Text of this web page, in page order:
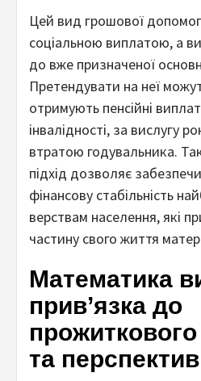
Цей вид грошової
соціальною виплатою, а
до вже призначеної
Претендувати на неї
отримують пенсійні
інвалідності, за вислугу
втратою годувальника.
підхід дозволяє
фінансову стабільність
верствам населення, які
частину свого життя
Математика
прив’язка до
та